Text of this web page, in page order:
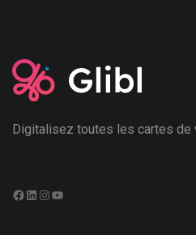
Digitalisez toutes les cartes de
Facebook
LinkedIn
Instagram